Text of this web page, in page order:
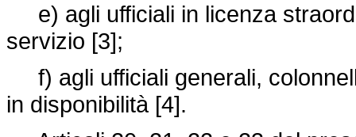
e) agli ufficiali in licenza
servizio [3];
f) agli ufficiali generali,
in disponibilità [4].